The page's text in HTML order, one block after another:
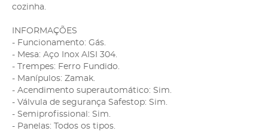
cozinha.
INFORMAÇÕES
- Funcionamento: Gás.
- Mesa: Aço Inox AISI 304.
- Trempes: Ferro Fundido.
- Manípulos: Zamak.
- Acendimento superautomático: Sim.
- Válvula de segurança Safestop: Sim.
- Semiprofissional: Sim.
- Panelas: Todos os tipos.